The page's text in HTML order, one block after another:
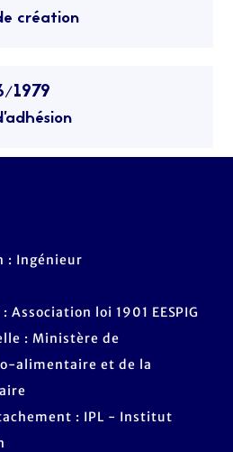
création
1979
: Ingénieur
loi 1901 EESPIG
: Ministère de
alimentaire et de la
: IPL - Institut